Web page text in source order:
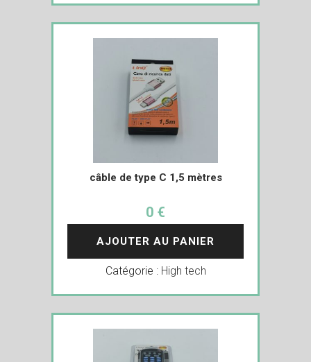
câble de type C 1,5 mètres
0 €
AJOUTER AU PANIER
Catégorie : High tech